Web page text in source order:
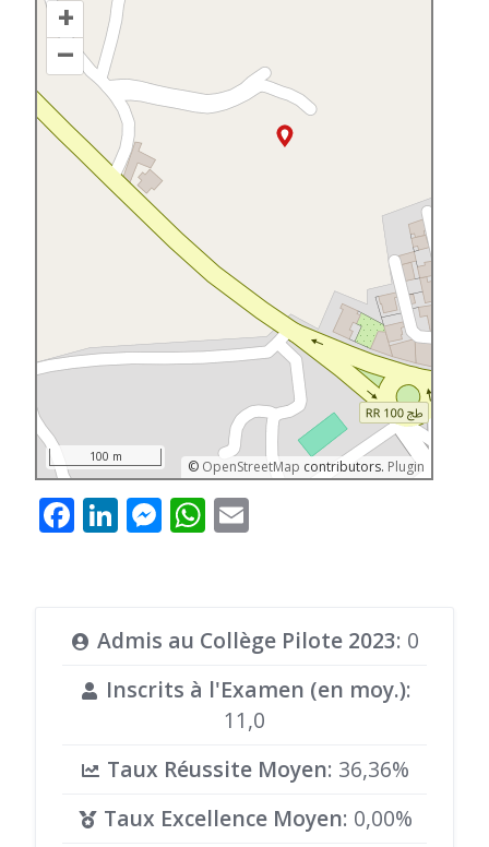
+
–
© OpenStreetMap contributors. Plugin
100 m
Facebook
LinkedIn
Messenger
WhatsApp
Admis au Collège Pilote 2023: 0
Inscrits à l'Examen (en moy.):
11,0
Taux Réussite Moyen: 36,36%
Taux Excellence Moyen: 0,00%